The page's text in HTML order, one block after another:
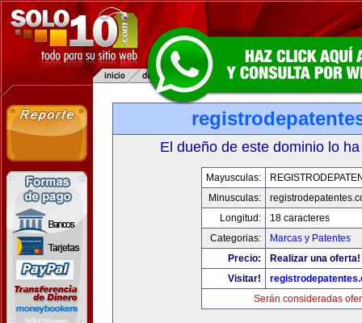
El dueño de este dominio lo
Mayusculas:
Minusculas:
Longitud:
18 caracteres
Categorias:
Marcas y Patentes
Precio:
Realizar una oferta!
Visitar!
Serán consideradas